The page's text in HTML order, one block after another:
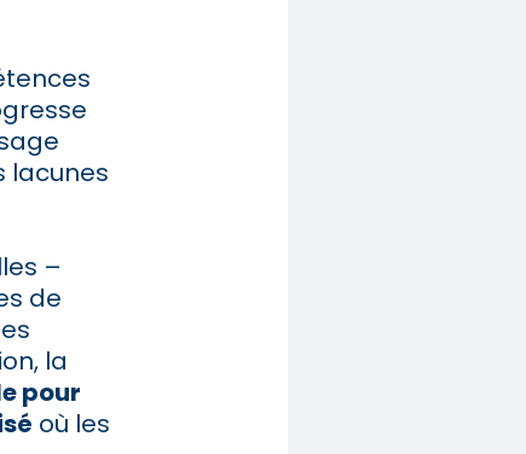
lacunes
–
de
la
pour
où les